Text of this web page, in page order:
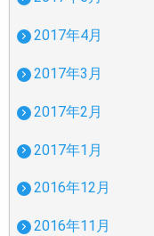
2017年4月
2017年3月
2017年2月
2017年1月
2016年12月
2016年11月